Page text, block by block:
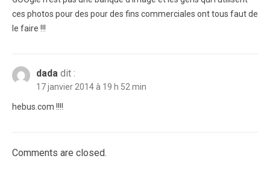
ces photos pour des pour des fins commerciales ont tous faut de
le faire !!!
dada dit :
17 janvier 2014 à 19 h 52 min
hebus.com !!!!
Comments are closed.